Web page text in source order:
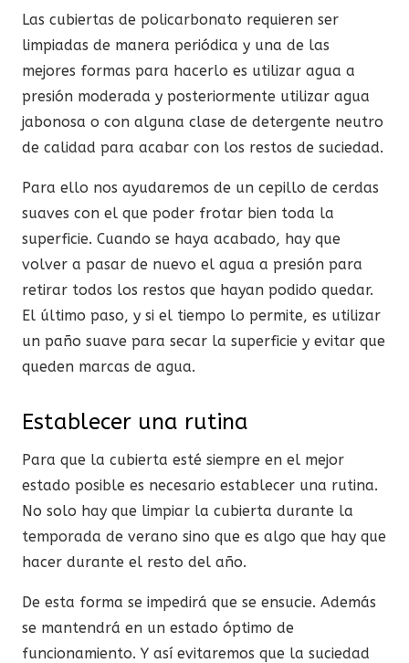
Las cubiertas de policarbonato requieren ser
limpiadas de manera periódica y una de las
mejores formas para hacerlo es utilizar agua a
presión moderada y posteriormente utilizar agua
jabonosa o con alguna clase de detergente neutro
de calidad para acabar con los restos de suciedad.
Para ello nos ayudaremos de un cepillo de cerdas
suaves con el que poder frotar bien toda la
superficie. Cuando se haya acabado, hay que
volver a pasar de nuevo el agua a presión para
retirar todos los restos que hayan podido quedar.
El último paso, y si el tiempo lo permite, es utilizar
un paño suave para secar la superficie y evitar que
queden marcas de agua.
Establecer una rutina
Para que la cubierta esté siempre en el mejor
estado posible es necesario establecer una rutina.
No solo hay que limpiar la cubierta durante la
temporada de verano sino que es algo que hay que
hacer durante el resto del año.
De esta forma se impedirá que se ensucie. Además
se mantendrá en un estado óptimo de
funcionamiento. Y así evitaremos que la suciedad